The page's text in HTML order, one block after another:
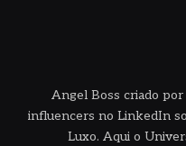
Angel Boss criado
influencers no LinkedIn
Luxo. Aqui o